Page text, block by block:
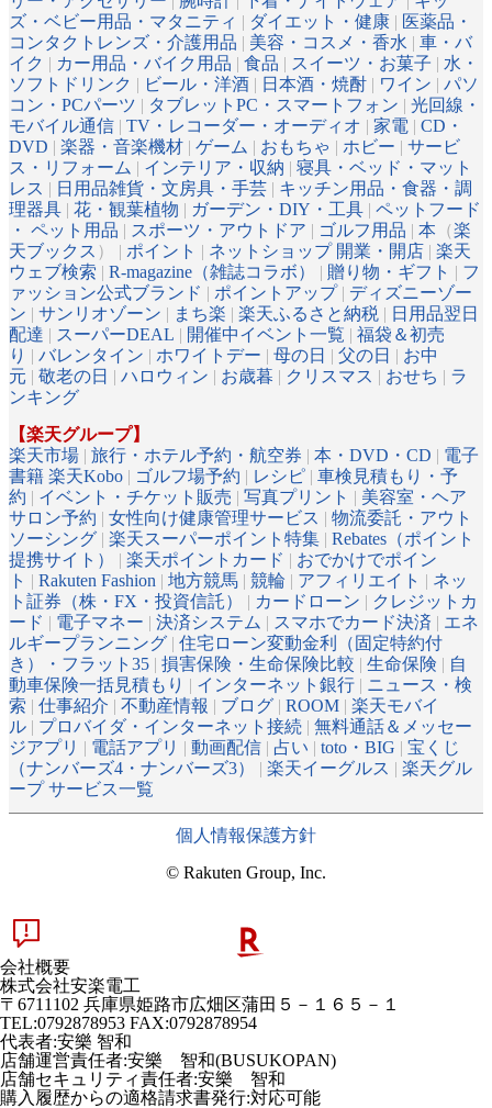
ズ・ベビー用品・マタニティ | ダイエット・健康 | 医薬品・
コンタクトレンズ・介護用品 | 美容・コスメ・香水 | 車・バ
イク | カー用品・バイク用品 | 食品 | スイーツ・お菓子 | 水・
ソフトドリンク | ビール・洋酒 | 日本酒・焼酎 | ワイン | パソ
コン・PCパーツ | タブレットPC・スマートフォン | 光回線・
モバイル通信 | TV・レコーダー・オーディオ | 家電 | CD・
DVD | 楽器・音楽機材 | ゲーム | おもちゃ | ホビー | サービ
ス・リフォーム | インテリア・収納 | 寝具・ベッド・マット
レス | 日用品雑貨・文房具・手芸 | キッチン用品・食器・調
理器具 | 花・観葉植物 | ガーデン・DIY・工具 | ペットフード
・ ペット用品 | スポーツ・アウトドア | ゴルフ用品 | 本 （楽
天ブックス ） | ポイント | ネットショップ 開業・開店 | 楽天
ウェブ検索 | R-magazine（雑誌コラボ） | 贈り物・ギフト | フ
ァッション公式ブランド | ポイントアップ| ディズニーゾー
ン | サンリオゾーン | まち楽 | 楽天ふるさと納税 | 日用品翌日
配達 | スーパーDEAL | 開催中イベント一覧 | 福袋＆初売
り | バレンタイン | ホワイトデー | 母の日 | 父の日 | お中
元 | 敬老の日 | ハロウィン | お歳暮 | クリスマス | おせち | ラ
ンキング
【楽天グループ】
楽天市場 | 旅行・ホテル予約・航空券 | 本・DVD・CD | 電子
書籍 楽天Kobo | ゴルフ場予約 | レシピ | 車検見積もり・予
約 | イベント・チケット販売 | 写真プリント | 美容室・ヘア
サロン予約 | 女性向け健康管理サービス | 物流委託・アウト
ソーシング | 楽天スーパーポイント特集 | Rebates（ポイント
提携サイト）
| 楽天ポイントカード | おでかけでポイン
ト | Rakuten Fashion | 地方競馬 | 競輪 | アフィリエイト | ネッ
ト証券（株・FX・投資信託）
| カードローン | クレジットカ
ード | 電子マネー | 決済システム | スマホでカード決済 | エネ
ルギープランニング | 住宅ローン変動金利（固定特約付
き）・フラット35 | 損害保険・生命保険比較 | 生命保険 | 自
動車保険一括見積もり | インターネット銀行 | ニュース・検
索 | 仕事紹介 | 不動産情報 | ブログ | ROOM | 楽天モバイ
ル | プロバイダ・インターネット接続 | 無料通話＆メッセー
ジアプリ | 電話アプリ | 動画配信 | 占い | toto・BIG | 宝くじ
（ナンバーズ4・ナンバーズ3）
| 楽天イーグルス | 楽天グル
ープ サービス一覧
個人情報保護方針
© Rakuten Group, Inc.
会社概要
株式会社安楽電工
〒6711102 兵庫県姫路市広畑区蒲田５－１６５－１
TEL:0792878953 FAX:0792878954
代表者:安樂 智和
店舗運営責任者:安樂 智和(BUSUKOPAN)
店舗セキュリティ責任者:安樂 智和
購入履歴からの適格請求書発行:対応可能